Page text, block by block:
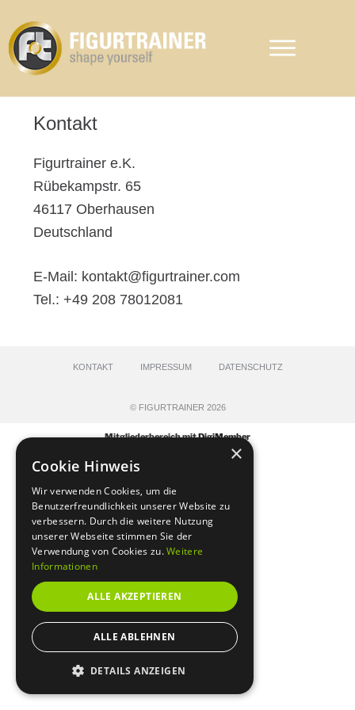
Kontakt
Figurtrainer e.K.
Rübekampstr. 65
46117 Oberhausen
Deutschland
E-Mail: kontakt@figurtrainer.com
Tel.: +49 208 78012081
KONTAKT IMPRESSUM DATENSCHUTZ
© FIGURTRAINER 2026
Mitgliederbereich mitDigiMember
×
Cookie Hinweis
Wir verwenden Cookies, um die
Benutzerfreundlichkeit unserer Website zu
verbessern. Durch die weitere Nutzung
unserer Webseite stimmen Sie der
Verwendung von Cookies zu.Weitere
Informationen
ALLE AKZEPTIEREN
ALLE ABLEHNEN
DETAILS ANZEIGEN